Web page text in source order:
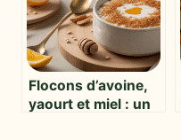
Flocons d’avoine,
yaourt et miel : un